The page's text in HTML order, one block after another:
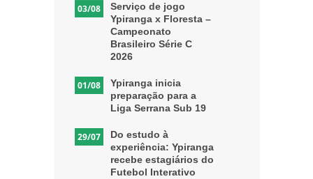
03/08
Serviço de jogo
Ypiranga x Floresta –
Campeonato
Brasileiro Série C
2026
01/08
Ypiranga inicia
preparação para a
Liga Serrana Sub 19
29/07
Do estudo à
experiência: Ypiranga
recebe estagiários do
Futebol Interativo